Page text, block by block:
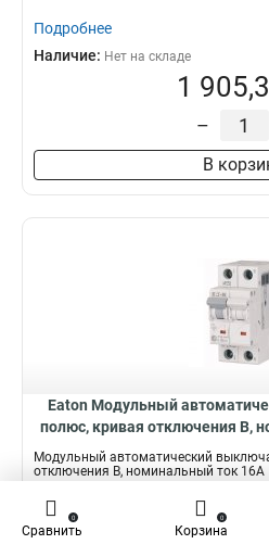
Подробнее
Наличие: Нет на складе
1
–
В
Eaton Модульный
полюс, кривая отключения B,
Модульный автоматический
отключения B, номинальный ток 16А
Подробнее
Наличие:
Нет на складе
Сравнить
0
Корзина
0